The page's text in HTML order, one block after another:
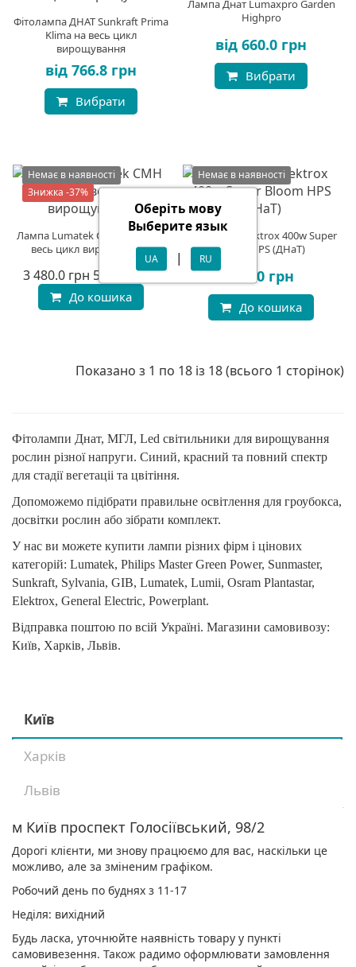
Оберіть мову
Выберите язык
UA | RU
Фітолампа ДНАТ Sunkraft Prima
Klima на весь цикл
вирощування
від 766.8 грн
Вибрати
Лампа Днат Lumaxpro Garden
Highpro
від 660.0 грн
Вибрати
Немає в наявності
Знижка -37%
Лампа Lumatek CMH 315 W на
весь цикл вирощування
3 480.0 грн 5 518.8 грн
До кошика
Немає в наявності
Фітолампа Elektrox 400w Super
Bloom HPS (ДНаТ)
752.0 грн
До кошика
Показано з 1 по 18 із 18 (всього 1 сторінок)
Фітолампи Днат, МГЛ, Led світильники для вирощування
рослин різної напруги. Синий, красний та повний спектр
для стадії вегетаціі та цвітіння.
Допоможемо підібрати правильне освітлення для гроубокса,
досвітки рослин або зібрати комплект.
У нас ви можете купити лампи різних фірм і цінових
категорій: Lumatek, Philips Master Green Power, Sunmaster,
Sunkraft, Sylvania, GIB, Lumatek, Lumii, Osram Plantastar,
Elektrox, General Electric, Powerplant.
Відправка поштою по всій Україні. Магазини самовивозу:
Київ, Харків, Львів.
Київ
Харків
Львів
м Київ проспект Голосіївський, 98/2
Дорогі клієнти, ми знову працюємо для вас, наскільки це
можливо, але за зміненим графіком.
Робочий день по буднях з 11-17
Неділя: вихідний
Будь ласка, уточнюйте наявність товару у пункті
самовивезення. Також радимо оформлювати замовлення